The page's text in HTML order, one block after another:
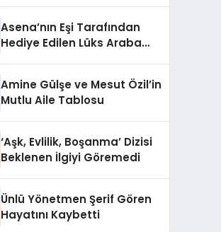
Asena’nın Eşi Tarafından
Hediye Edilen Lüks Araba
Amine Gülşe ve Mesut Özil’in
Mutlu Aile Tablosu
‘Aşk, Evlilik, Boşanma’ Dizisi
Beklenen İlgiyi Göremedi
Ünlü Yönetmen Şerif Gören
Hayatını Kaybetti